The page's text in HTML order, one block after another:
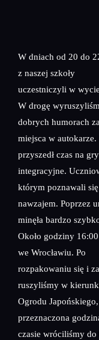
W dniach od 20 do
z naszej szkoły
uczestniczyli w
W drogę
dobrych humorach
miejsca w
przyszedł czas na gry
integracyjne.
którym poznawali się
nawzajem. Poprzez
minęła bardzo
Około godziny
we Wrocławiu. Po
rozpakowaniu się i
ruszyliśmy w
Ogrodu
przeznaczona
czasie wróciliśmy do